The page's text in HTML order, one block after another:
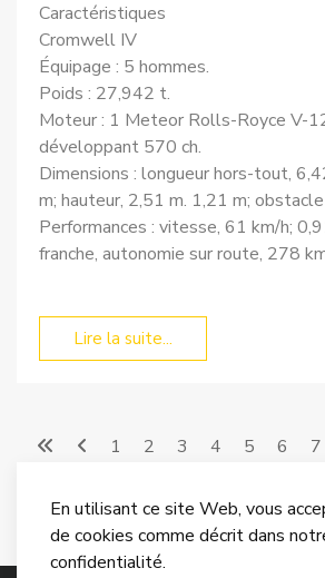
En utilisant ce site Web, vous
de cookies comme décrit dans
confidentialité.
Caractéristiques
Cromwell IV
Équipage : 5 hommes.
Poids : 27,942 t.
Moteur : 1 Meteor Rolls-Royce V-
développant 570 ch.
Dimensions : longueur hors-tout,
m; hauteur, 2,51 m. 1,21 m;
Performances : vitesse, 61 km/h;
franche, autonomie sur route, 278
Lire la suite...
1 2 3 4 5 6 7